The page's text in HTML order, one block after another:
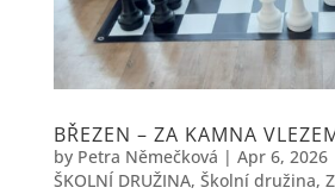
BŘEZEN – ZA KAMNA
by Petra Němečková | Apr 6, 2026
ŠKOLNÍ DRUŽINA, Školní družina,